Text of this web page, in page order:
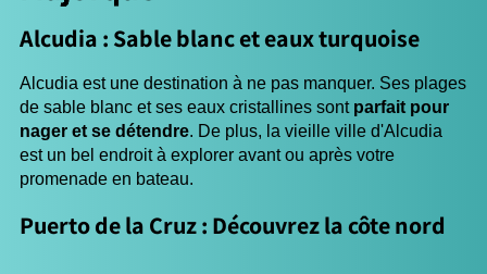
Alcudia : Sable blanc et eaux turquoise
Alcudia est une destination à ne pas manquer. Ses plages
de sable blanc et ses eaux cristallines sont parfait pour
nager et se détendre. De plus, la vieille ville d'Alcudia
est un bel endroit à explorer avant ou après votre
promenade en bateau.
Puerto de la Cruz : Découvrez la côte nord